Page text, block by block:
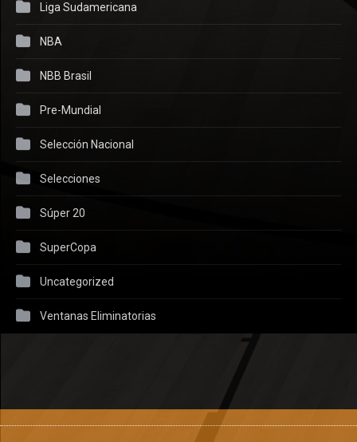
Liga Sudamericana
NBA
NBB Brasil
Pre-Mundial
Selección Nacional
Selecciones
Súper 20
SuperCopa
Uncategorized
Ventanas Eliminatorias